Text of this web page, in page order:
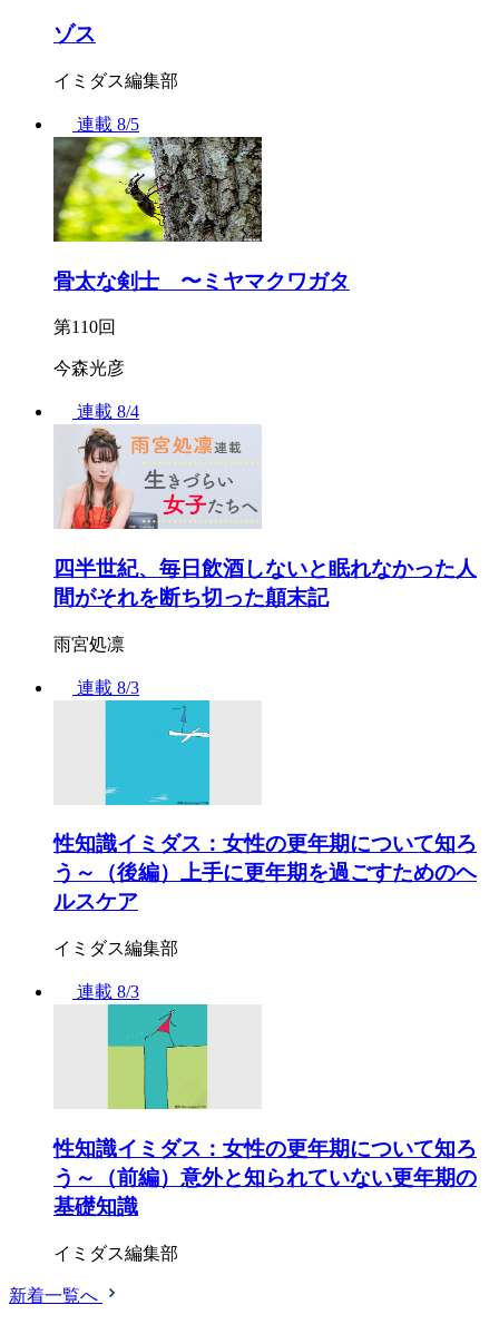
ゾス
イミダス編集部
連載 8/5
骨太な剣士 〜ミヤマクワガタ
第110回
今森光彦
連載 8/4
四半世紀、毎日飲酒しないと眠れなかった人
間がそれを断ち切った顛末記
雨宮処凛
連載 8/3
性知識イミダス：女性の更年期について知ろ
う～（後編）上手に更年期を過ごすためのヘ
ルスケア
イミダス編集部
連載 8/3
性知識イミダス：女性の更年期について知ろ
う～（前編）意外と知られていない更年期の
基礎知識
イミダス編集部
新着一覧へ